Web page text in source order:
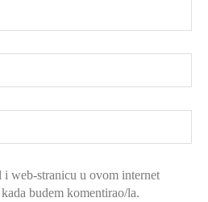
i web-stranicu u ovom internet
budem komentirao/la.